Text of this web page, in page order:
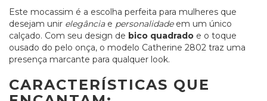
Este mocassim é a escolha perfeita para mulheres que
desejam unir elegânciae personalidadeem um único
calçado. Com seu design de bico quadrado e o toque
ousado do pelo onça, o modelo Catherine 2802 traz uma
presença marcante para qualquer look.
CARACTERÍSTICAS QUE